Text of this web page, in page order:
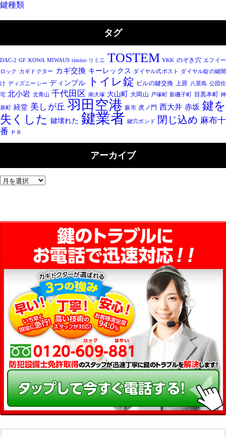
鍵種類
タグ
DAC-2 GF KOWA MIWAU9 rimini-リミニ TOSTEM YKK のぞき穴 エフイー
ロック
カギドクター カギ交換 キーレックス ダイヤル式ポスト ダイヤル錠の鍵開
け ディズニーシー ディンプル トイレ錠 ビルの鍵交換 上原 八景島 公団住
宅 北小岩 北青山 千代田区 南大塚 大山町 大岡山 戸塚町 新磯子町 目黒本町 神
泉町 経堂 美しが丘 羽田空港 蕨市 虎ノ門 西大井 赤坂 鍵を
失くした 鍵壊れた 鍵業者 鍵穴ボンド 閉じ込め 麻布十
番
ＰＲ
アーカイブ
ア
ブ